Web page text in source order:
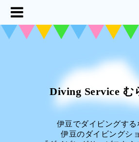
Diving Service む
伊豆でダイビングする
伊豆のダイビングシ